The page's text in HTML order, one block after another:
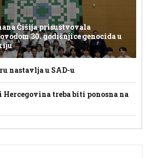
Čišija prisustvovala
30. godišnjice genocida u
nastavlja u SAD-u
Hercegovina treba biti ponosna na